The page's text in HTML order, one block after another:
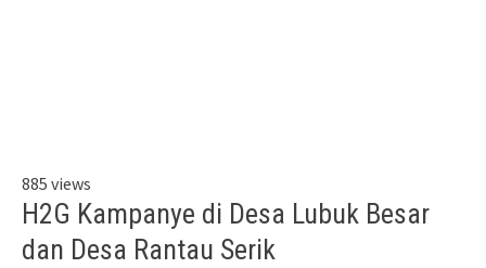
885 views
H2G Kampanye di Desa Lubuk Besar
dan Desa Rantau Serik